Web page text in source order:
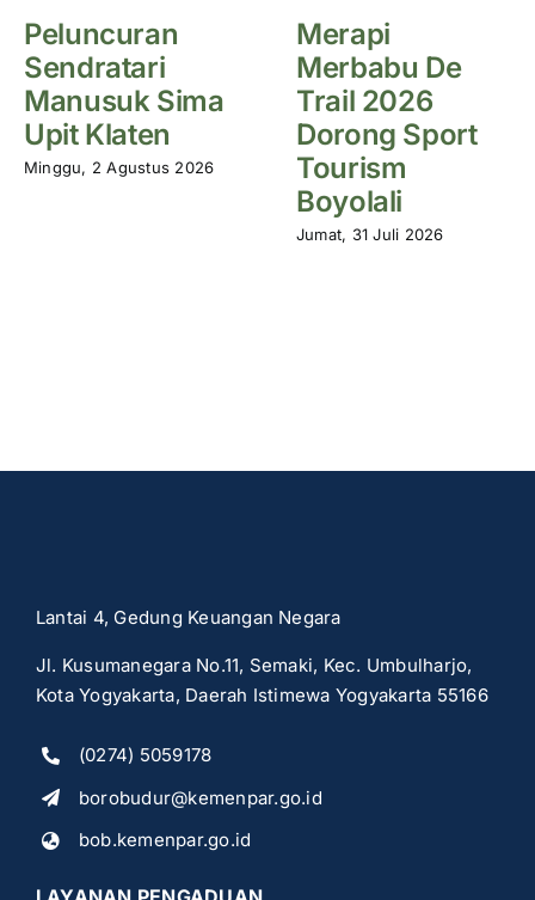
Peluncuran
Sendratari
Manusuk Sima
Upit Klaten
Minggu, 2 Agustus 2026
Merapi
Merbabu De
Trail 2026
Dorong Sport
Tourism
Boyolali
Jumat, 31 Juli 2026
Lantai 4, Gedung Keuangan Negara
Jl. Kusumanegara No.11, Semaki, Kec. Umbulharjo,
Kota Yogyakarta, Daerah Istimewa Yogyakarta 55166
(0274) 5059178
borobudur@kemenpar.go.id
bob.kemenpar.go.id